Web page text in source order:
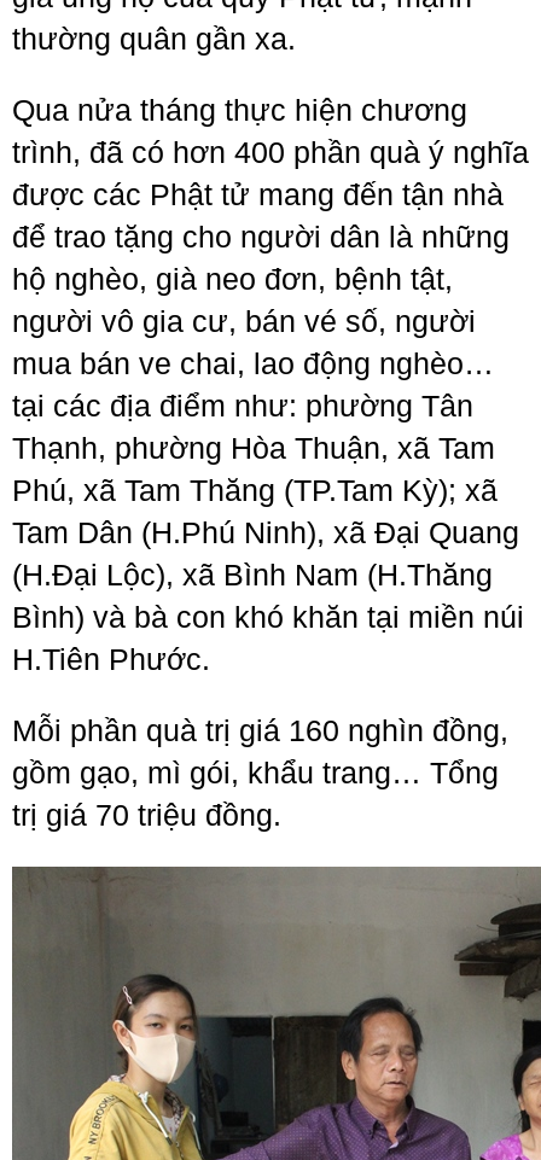
thường quân gần xa.
Qua nửa tháng thực hiện chương
trình, đã có hơn 400 phần quà ý nghĩa
được các Phật tử mang đến tận nhà
để trao tặng cho người dân là những
hộ nghèo, già neo đơn, bệnh tật,
người vô gia cư, bán vé số, người
mua bán ve chai, lao động nghèo…
tại các địa điểm như: phường Tân
Thạnh, phường Hòa Thuận, xã Tam
Phú, xã Tam Thăng (TP.Tam Kỳ); xã
Tam Dân (H.Phú Ninh), xã Đại Quang
(H.Đại Lộc), xã Bình Nam (H.Thăng
Bình) và bà con khó khăn tại miền núi
H.Tiên Phước.
Mỗi phần quà trị giá 160 nghìn đồng,
gồm gạo, mì gói, khẩu trang… Tổng
trị giá 70 triệu đồng.